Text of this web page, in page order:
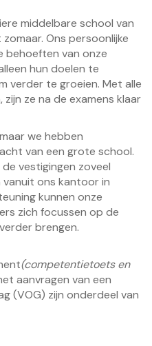
middelbare school van
Ons persoonlijke
behoeften van onze
hun doelen te
verder te groeien. Met alle
ze na de examens klaar
we hebben
van een grote school.
vestigingen zoveel
ons kantoor in
kunnen onze
zich focussen op de
brengen.
(competentietoets en
aanvragen van een
(VOG) zijn onderdeel van